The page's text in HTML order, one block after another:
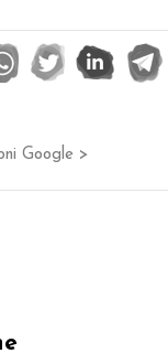
Google >